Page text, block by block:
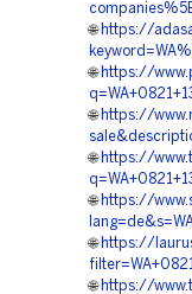
🌐 https://
🌐 https://
🌐 https://
🌐 https://
🌐 https://
🌐 https://
🌐 https://